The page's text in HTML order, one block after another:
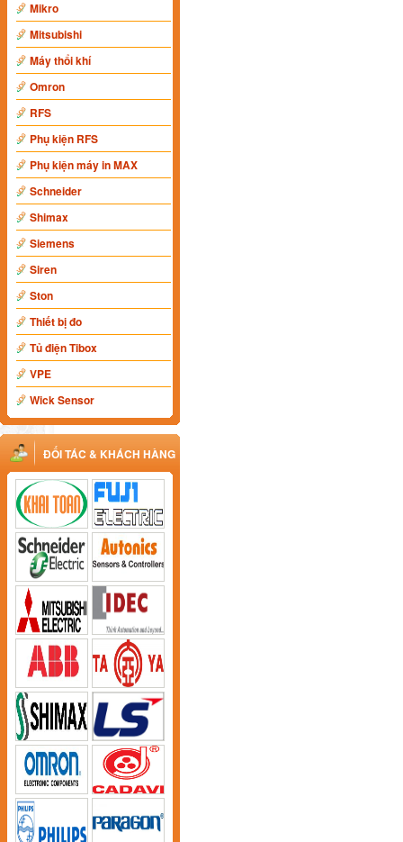
Mikro
Mitsubishi
Máy thổi khí
Omron
RFS
Phụ kiện RFS
Phụ kiện máy in MAX
Schneider
Shimax
Siemens
Siren
Ston
Thiết bị đo
Tủ điện Tibox
VPE
Wick Sensor
ĐỐI TÁC & KHÁCH HÀNG